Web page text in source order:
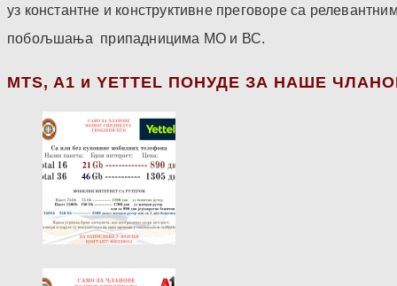
уз константне и конструктивне преговоре са
побољшања припадницима МО и ВС.
МТS, A1 и YETTEL ПОНУДЕ ЗА НАШЕ